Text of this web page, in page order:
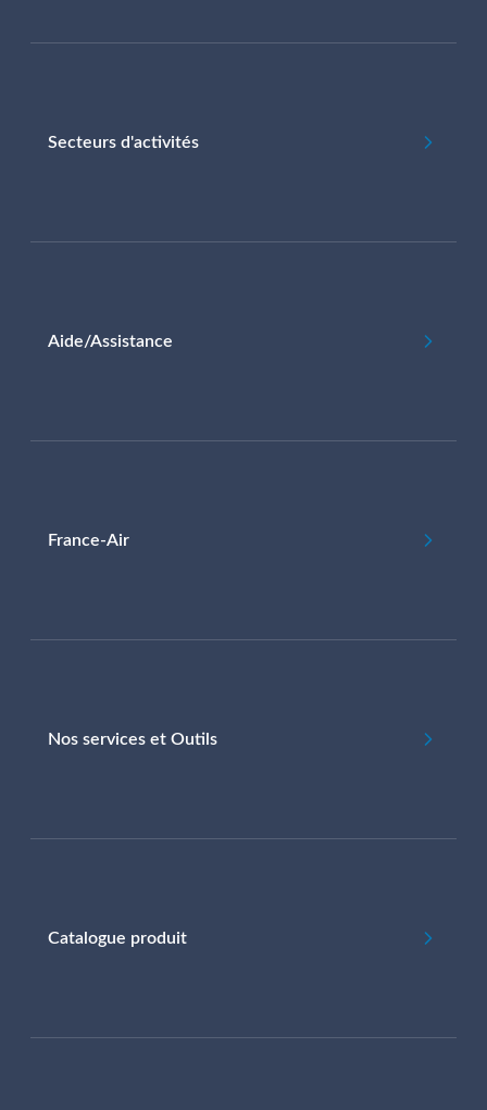
Secteurs d'activités
Aide/Assistance
France-Air
Nos services et Outils
Catalogue produit